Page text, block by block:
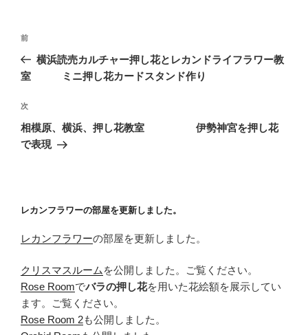
投
ナ
ゲ
ー
シ
前
の
投
前
横浜読売カルチャー押し花とレカンドライフラワー教
室 ミニ押し花カードスタンド作り
次
の
投
次
相模原、横浜、押し花教室 伊勢神宮を押し花
で表現
レカンフラワーの部屋を更新しました。
レカンフラワーの部屋を更新しました。
クリスマスルーム を公開しました。ご覧ください。
Rose Roomでバラの押し花を用いた花絵額を展示してい
ます。ご覧ください。
Rose Room 2も公開しました。